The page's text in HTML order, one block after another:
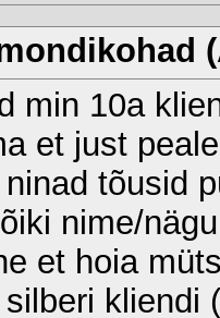
min 10a
et just
tõusid
nime/
et hoia
kliendi